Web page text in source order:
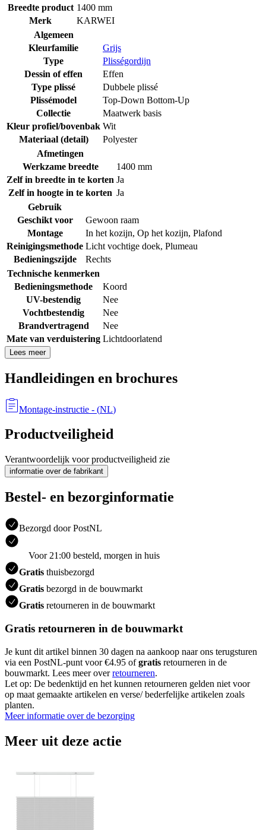
Breedte product 1400 mm
Merk
KARWEI
Algemeen
Kleurfamilie
Grijs
Type
Plisségordijn
Dessin of effen
Effen
Type plissé
Dubbele plissé
Plissémodel
Top-Down Bottom-Up
Collectie
Maatwerk basis
Kleur profiel/bovenbak Wit
Materiaal (detail)
Polyester
Afmetingen
Werkzame breedte
1400 mm
Zelf in breedte in te korten Ja
Zelf in hoogte in te korten Ja
Gebruik
Geschikt voor
Gewoon raam
Montage
In het kozijn, Op het kozijn, Plafond
Reinigingsmethode Licht vochtige doek, Plumeau
Bedieningszijde
Rechts
Technische kenmerken
Bedieningsmethode
Koord
UV-bestendig
Nee
Vochtbestendig
Nee
Brandvertragend
Nee
Mate van verduistering Lichtdoorlatend
Lees meer
Handleidingen en brochures
Montage-instructie - (NL)
Productveiligheid
Verantwoordelijk voor productveiligheid zie
informatie over de fabrikant
Bestel- en bezorginformatie
Bezorgd door PostNL
Voor 21:00 besteld, morgen in huis
Gratis thuisbezorgd
Gratis bezorgd in de bouwmarkt
Gratis retourneren in de bouwmarkt
Gratis retourneren in de bouwmarkt
Je kunt dit artikel binnen 30 dagen na aankoop naar ons terugsturen
via een PostNL-punt voor €4.95 ofgratis retourneren in de
bouwmarkt. Lees meer overretourneren.
Let op: De bedenktijd en het kunnen retourneren gelden niet voor
op maat gemaakte artikelen en verse/ bederfelijke artikelen zoals
planten.
Meer informatie over de bezorging
Meer uit deze actie